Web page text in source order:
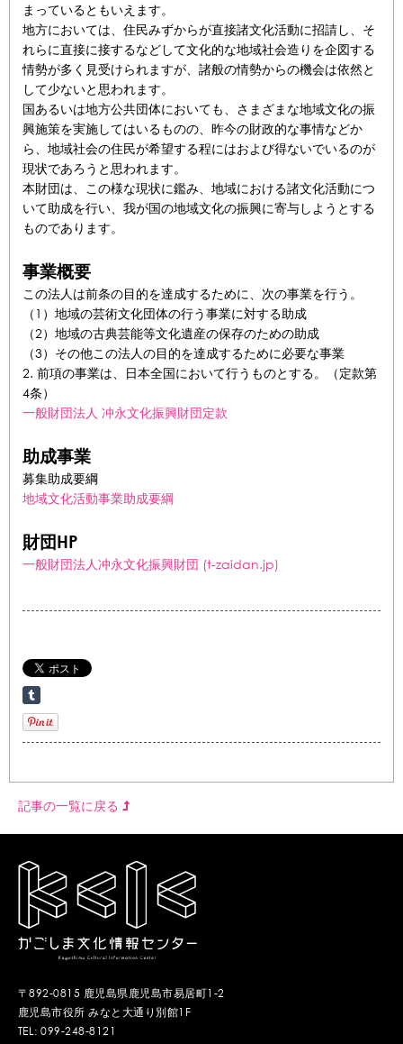
まっているともいえます。
地方においては、住民みずからが直接諸文化活動に招請し、そ
れらに直接に接するなどして文化的な地域社会造りを企図する
情勢が多く見受けられますが、諸般の情勢からの機会は依然と
して少ないと思われます。
国あるいは地方公共団体においても、さまざまな地域文化の振
興施策を実施してはいるものの、昨今の財政的な事情などか
ら、地域社会の住民が希望する程にはおよび得ないでいるのが
現状であろうと思われます。
本財団は、この様な現状に鑑み、地域における諸文化活動につ
いて助成を行い、我が国の地域文化の振興に寄与しようとする
ものであります。
事業概要
この法人は前条の目的を達成するために、次の事業を行う。
（1）地域の芸術文化団体の行う事業に対する助成
（2）地域の古典芸能等文化遺産の保存のための助成
（3）その他この法人の目的を達成するために必要な事業
2. 前項の事業は、日本全国において行うものとする。（定款第
4条）
一般財団法人 冲永文化振興財団定款
助成事業
募集助成要綱
地域文化活動事業助成要綱
財団HP
一般財団法人冲永文化振興財団 (t-zaidan.jp)
記事の一覧に戻る
〒892-0815 鹿児島県鹿児島市易居町1-2
鹿児島市役所 みなと大通り別館1F
TEL: 099-248-8121